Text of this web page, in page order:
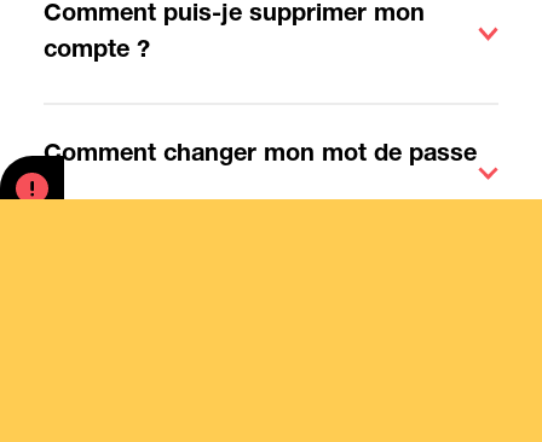
Comment puis-je supprimer mon
compte ?
Comment changer mon mot de passe
?